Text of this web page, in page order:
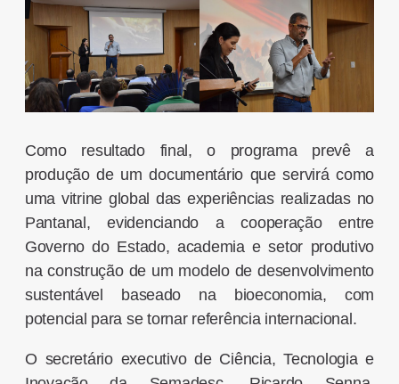
Como resultado final, o programa prevê a
produção de um documentário que servirá como
uma vitrine global das experiências realizadas no
Pantanal, evidenciando a cooperação entre
Governo do Estado, academia e setor produtivo
na construção de um modelo de desenvolvimento
sustentável baseado na bioeconomia, com
potencial para se tornar referência internacional.
O secretário executivo de Ciência, Tecnologia e